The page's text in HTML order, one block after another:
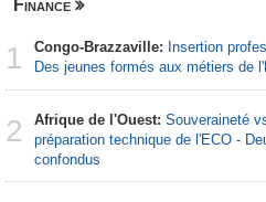
Finance
1 Congo-Brazzaville: Insertion
Des jeunes formés aux métiers de
2 Afrique de l'Ouest: Souveraineté
préparation technique de l'ECO -
confondus